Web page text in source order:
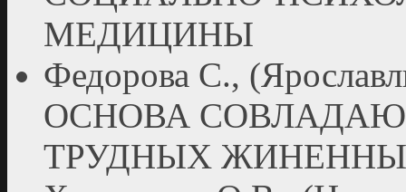
МЕДИЦИНЫ
Федорова С.,
ОСНОВА
ТРУДНЫХ